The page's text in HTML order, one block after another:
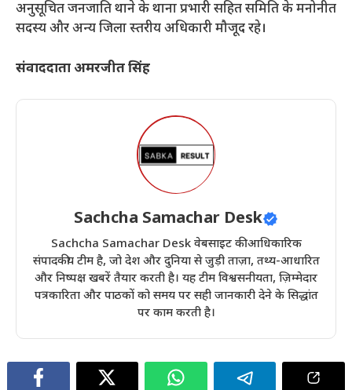
अनुसूचित जनजाति थाने के थाना प्रभारी सहित समिति के मनोनीत
सदस्य और अन्य जिला स्तरीय अधिकारी मौजूद रहे।
संवाददाता अमरजीत सिंह
Sachcha Samachar Desk
Sachcha Samachar Desk वेबसाइट की आधिकारिक
संपादकीय टीम है, जो देश और दुनिया से जुड़ी ताज़ा, तथ्य-आधारित
और निष्पक्ष खबरें तैयार करती है। यह टीम विश्वसनीयता, ज़िम्मेदार
पत्रकारिता और पाठकों को समय पर सही जानकारी देने के सिद्धांत
पर काम करती है।